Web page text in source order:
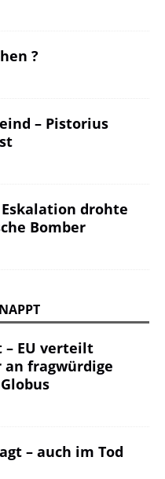
?
– Pistorius
drohte
Bomber
EU verteilt
an fragwürdige
– auch im Tod